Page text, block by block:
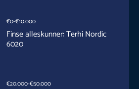
€0-€10.000
Finse alleskunner: Terhi Nordic
6020
€20.000-€50.000